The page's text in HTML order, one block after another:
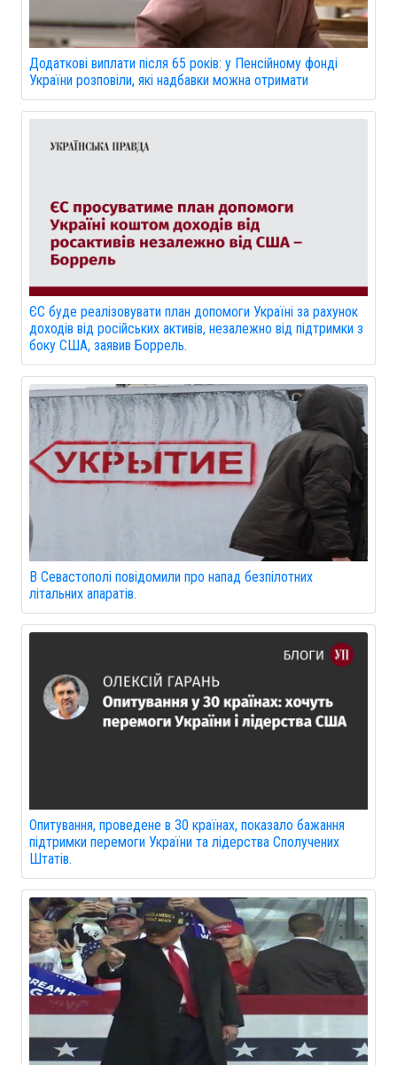
Додаткові виплати після 65 років: у Пенсійному фонді
України розповіли, які надбавки можна отримати
ЄС буде реалізовувати план допомоги Україні за рахунок
доходів від російських активів, незалежно від підтримки з
боку США, заявив Боррель.
В Севастополі повідомили про напад безпілотних
літальних апаратів.
Опитування, проведене в 30 країнах, показало бажання
підтримки перемоги України та лідерства Сполучених
Штатів.